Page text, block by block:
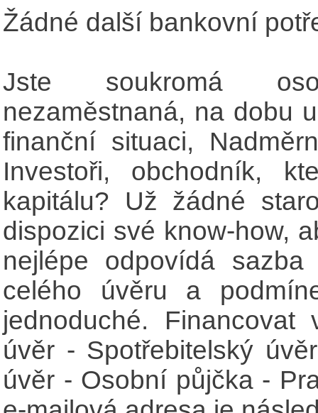
Žádné další bankovní
Jste soukromá
nezaměstnaná, na dobu
finanční situaci,
Investoři, obchodník,
kapitálu? Už žádné
dispozici své know-how,
nejlépe odpovídá
celého úvěru a
jednoduché.
úvěr - Spotřebitelský
úvěr - Osobní půjčka -